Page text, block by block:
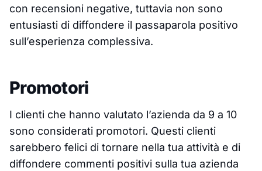
con recensioni negative, tuttavia non sono
entusiasti di diffondere il passaparola positivo
sull’esperienza complessiva.
Promotori
I clienti che hanno valutato l’azienda da 9 a 10
sono considerati promotori. Questi clienti
sarebbero felici di tornare nella tua attività e di
diffondere commenti positivi sulla tua azienda